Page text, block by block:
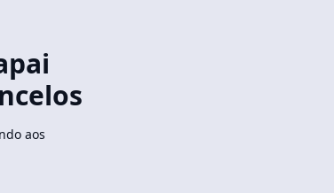
aos